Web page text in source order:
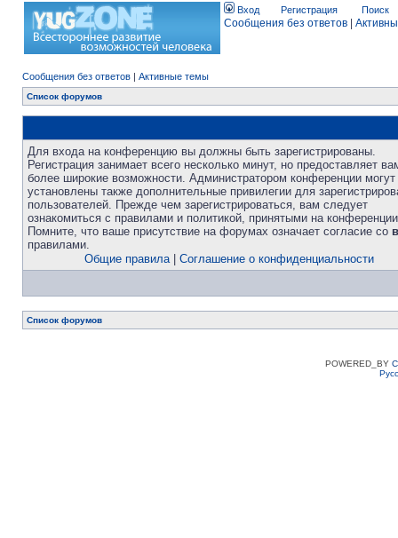
Вход Регистрация Поиск
Сообщения без ответов
Сообщения без ответов | Активные темы
Список форумов
Для входа на конференцию вы должны быть зарегистрированы.
Регистрация занимает всего несколько минут, но предоставляет
более широкие возможности. Администратором конференции
установлены также дополнительные привилегии для
пользователей. Прежде чем зарегистрироваться, вам следует
ознакомиться с правилами и политикой, принятыми на
Помните, что ваше присутствие на форумах означает согласие со
правилами.
Общие правила| Соглашение о конфиденциальности
Список форумов
POWERED_BY